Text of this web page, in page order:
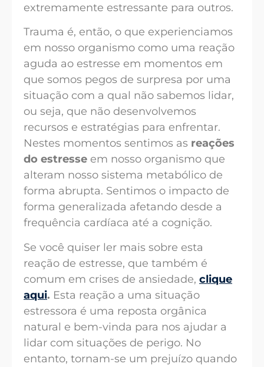
extremamente estressante para outros.
Trauma é, então, o que experienciamos
em nosso organismo como uma reação
aguda ao estresse em momentos em
que somos pegos de surpresa por uma
situação com a qual não sabemos lidar,
ou seja, que não desenvolvemos
recursos e estratégias para enfrentar.
Nestes momentos sentimos as reações
do estresse em nosso organismo que
alteram nosso sistema metabólico de
forma abrupta. Sentimos o impacto de
forma generalizada afetando desde a
frequência cardíaca até a cognição.
Se você quiser ler mais sobre esta
reação de estresse, que também é
comum em crises de ansiedade, clique
aqui. Esta reação a uma situação
estressora é uma reposta orgânica
natural e bem-vinda para nos ajudar a
lidar com situações de perigo. No
entanto, tornam-se um prejuízo quando